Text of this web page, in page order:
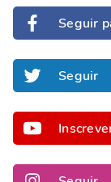
Seguir
Seguir